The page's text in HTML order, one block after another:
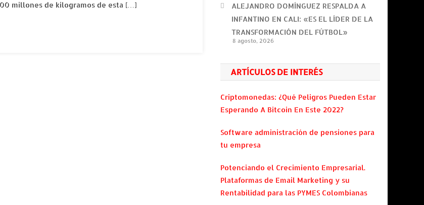
millones de kilogramos de esta […]
ALEJANDRO DOMÍNGUEZ RESPALDA A
INFANTINO EN CALI: «ES EL LÍDER DE LA
TRANSFORMACIÓN DEL FÚTBOL»
8 agosto, 2026
ARTÍCULOS DE INTERÉS
Criptomonedas: ¿Qué Peligros Pueden Estar
Esperando A Bitcoin En Este 2022?
Software administración de pensiones para
tu empresa
Potenciando el Crecimiento Empresarial.
Plataformas de Email Marketing y su
Rentabilidad para las PYMES Colombianas